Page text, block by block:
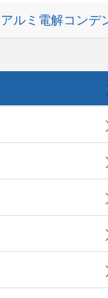
アルミ電解コンデ